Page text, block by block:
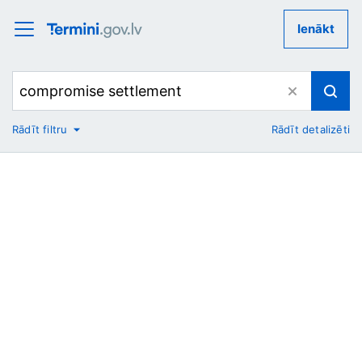
Ienākt
No
Rādīt filtru Rādīt detalizēti